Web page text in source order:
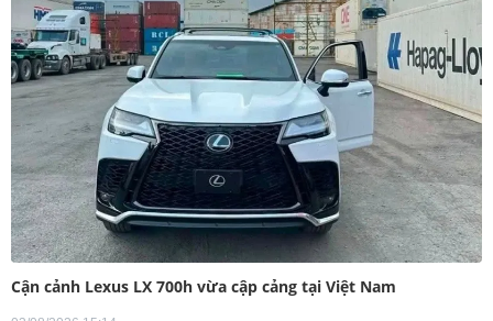
Cận cảnh Lexus LX 700h vừa cập cảng tại Việt Nam